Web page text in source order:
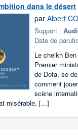
dans le désert
par Albert
Support :
Date de
Le cheikh
Premier
de Dofa, se
comment
scène
misérable, [...]